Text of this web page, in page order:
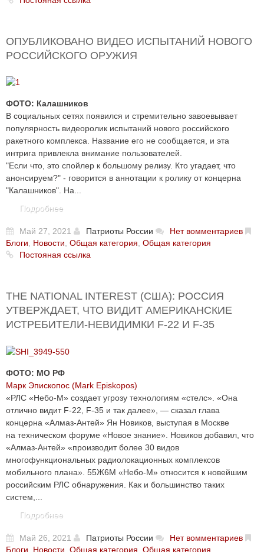
ОПУБЛИКОВАНО ВИДЕО ИСПЫТАНИЙ НОВОГО
РОССИЙСКОГО ОРУЖИЯ
ФОТО: Калашников
В социальных сетях появился и стремительно завоевывает
популярность видеоролик испытаний нового российского
ракетного комплекса. Название его не сообщается, и эта
интрига привлекла внимание пользователей.
"Если что, это спойлер к большому релизу. Кто угадает, что
анонсируем?" - говорится в аннотации к ролику от концерна
"Калашников". На...
Подробнее
Май 27, 2021 Патриоты России
Нет вомментариев
Блоги, Новости, Общая категория, Общая категория
Постояная ссылка
THE NATIONAL INTEREST (США): РОССИЯ
УТВЕРЖДАЕТ, ЧТО ВИДИТ АМЕРИКАНСКИЕ
ИСТРЕБИТЕЛИ-НЕВИДИМКИ F-22 И F-35
ФОТО: МО РФ
Марк Эпископос (Mark Episkopos)
«РЛС «Небо-М» создает угрозу технологиям «стелс». «Она
отлично видит F-22, F-35 и так далее», — сказал глава
концерна «Алмаз-Антей» Ян Новиков, выступая в Москве
на техническом форуме «Новое знание». Новиков добавил, что
«Алмаз-Антей» «производит более 30 видов
многофункциональных радиолокационных комплексов
мобильного плана». 55Ж6М «Небо-М» относится к новейшим
российским РЛС обнаружения. Как и большинство таких
систем,...
Подробнее
Май 26, 2021 Патриоты России
Нет вомментариев
Блоги, Новости, Общая категория, Общая категория